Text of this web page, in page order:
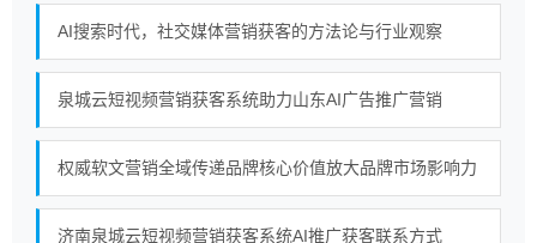
AI搜索时代，社交媒体营销获客的方法论与行业观察
泉城云短视频营销获客系统助力山东AI广告推广营销
权威软文营销全域传递品牌核心价值放大品牌市场影响力
济南泉城云短视频营销获客系统AI推广获客联系方式